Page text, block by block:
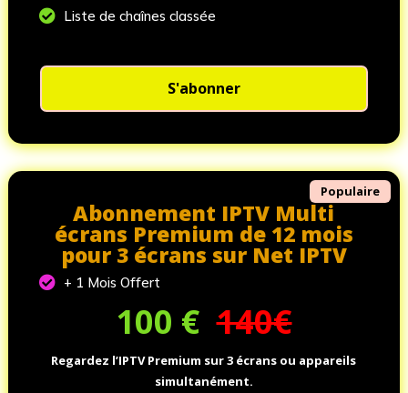
 Liste de chaînes classée
S'abonner
Populaire
Abonnement IPTV Multi
écrans Premium de 12 mois
pour 3 écrans sur Net IPTV
 + 1 Mois Offert
100 €140€
Regardez l’IPTV Premium sur 3 écrans ou appareils
simultanément.